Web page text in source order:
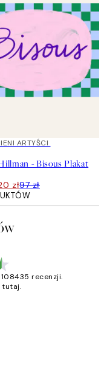
ARTYŚCI
- Bisous Plakat
zł97 zł
recenzji.
tutaj.